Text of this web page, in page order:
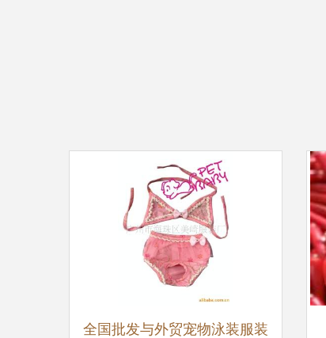
全国批发与外贸宠物泳装服装